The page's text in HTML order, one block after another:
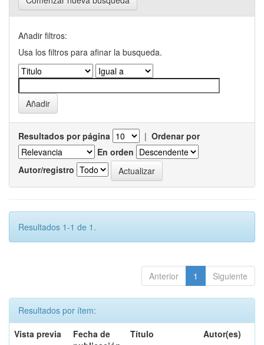
Añadir filtros:
Usa los filtros para afinar la busqueda.
Resultados por página | Ordenar por
En orden
Autor/registro
Resultados 1-1 de 1.
Anterior 1 Siguiente
Resultados por ítem:
Vista previa
Fecha de
Título Autor(es)